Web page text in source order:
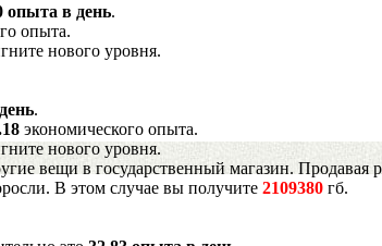
опыта в день.
опыта.
нового уровня.
.
экономического опыта.
нового уровня.
вещи в государственный магазин. Продавая
В этом случае вы получите 2109380 гб.